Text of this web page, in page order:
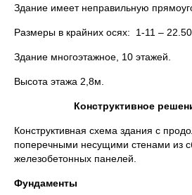
Здание имеет неправильную
Размеры в крайних осях: 1-11 –
Здание многоэтажное, 10 этажей.
Высота этажа 2,8м.
Конструктивное
Конструктивная схема здания с
поперечными несущими стенами из
железобетонных панелей.
Фундаменты